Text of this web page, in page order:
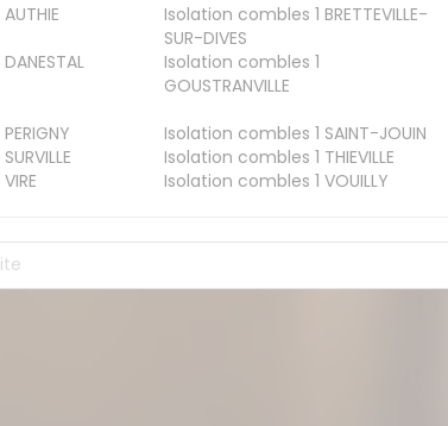
AUTHIE Isolation combles 1 BRETTEVILLE-
SUR-DIVES
DANESTAL
Isolation combles 1
GOUSTRANVILLE
PERIGNY Isolation combles 1 SAINT-JOUIN
SURVILLE Isolation combles 1 THIEVILLE
VIRE Isolation combles 1 VOUILLY